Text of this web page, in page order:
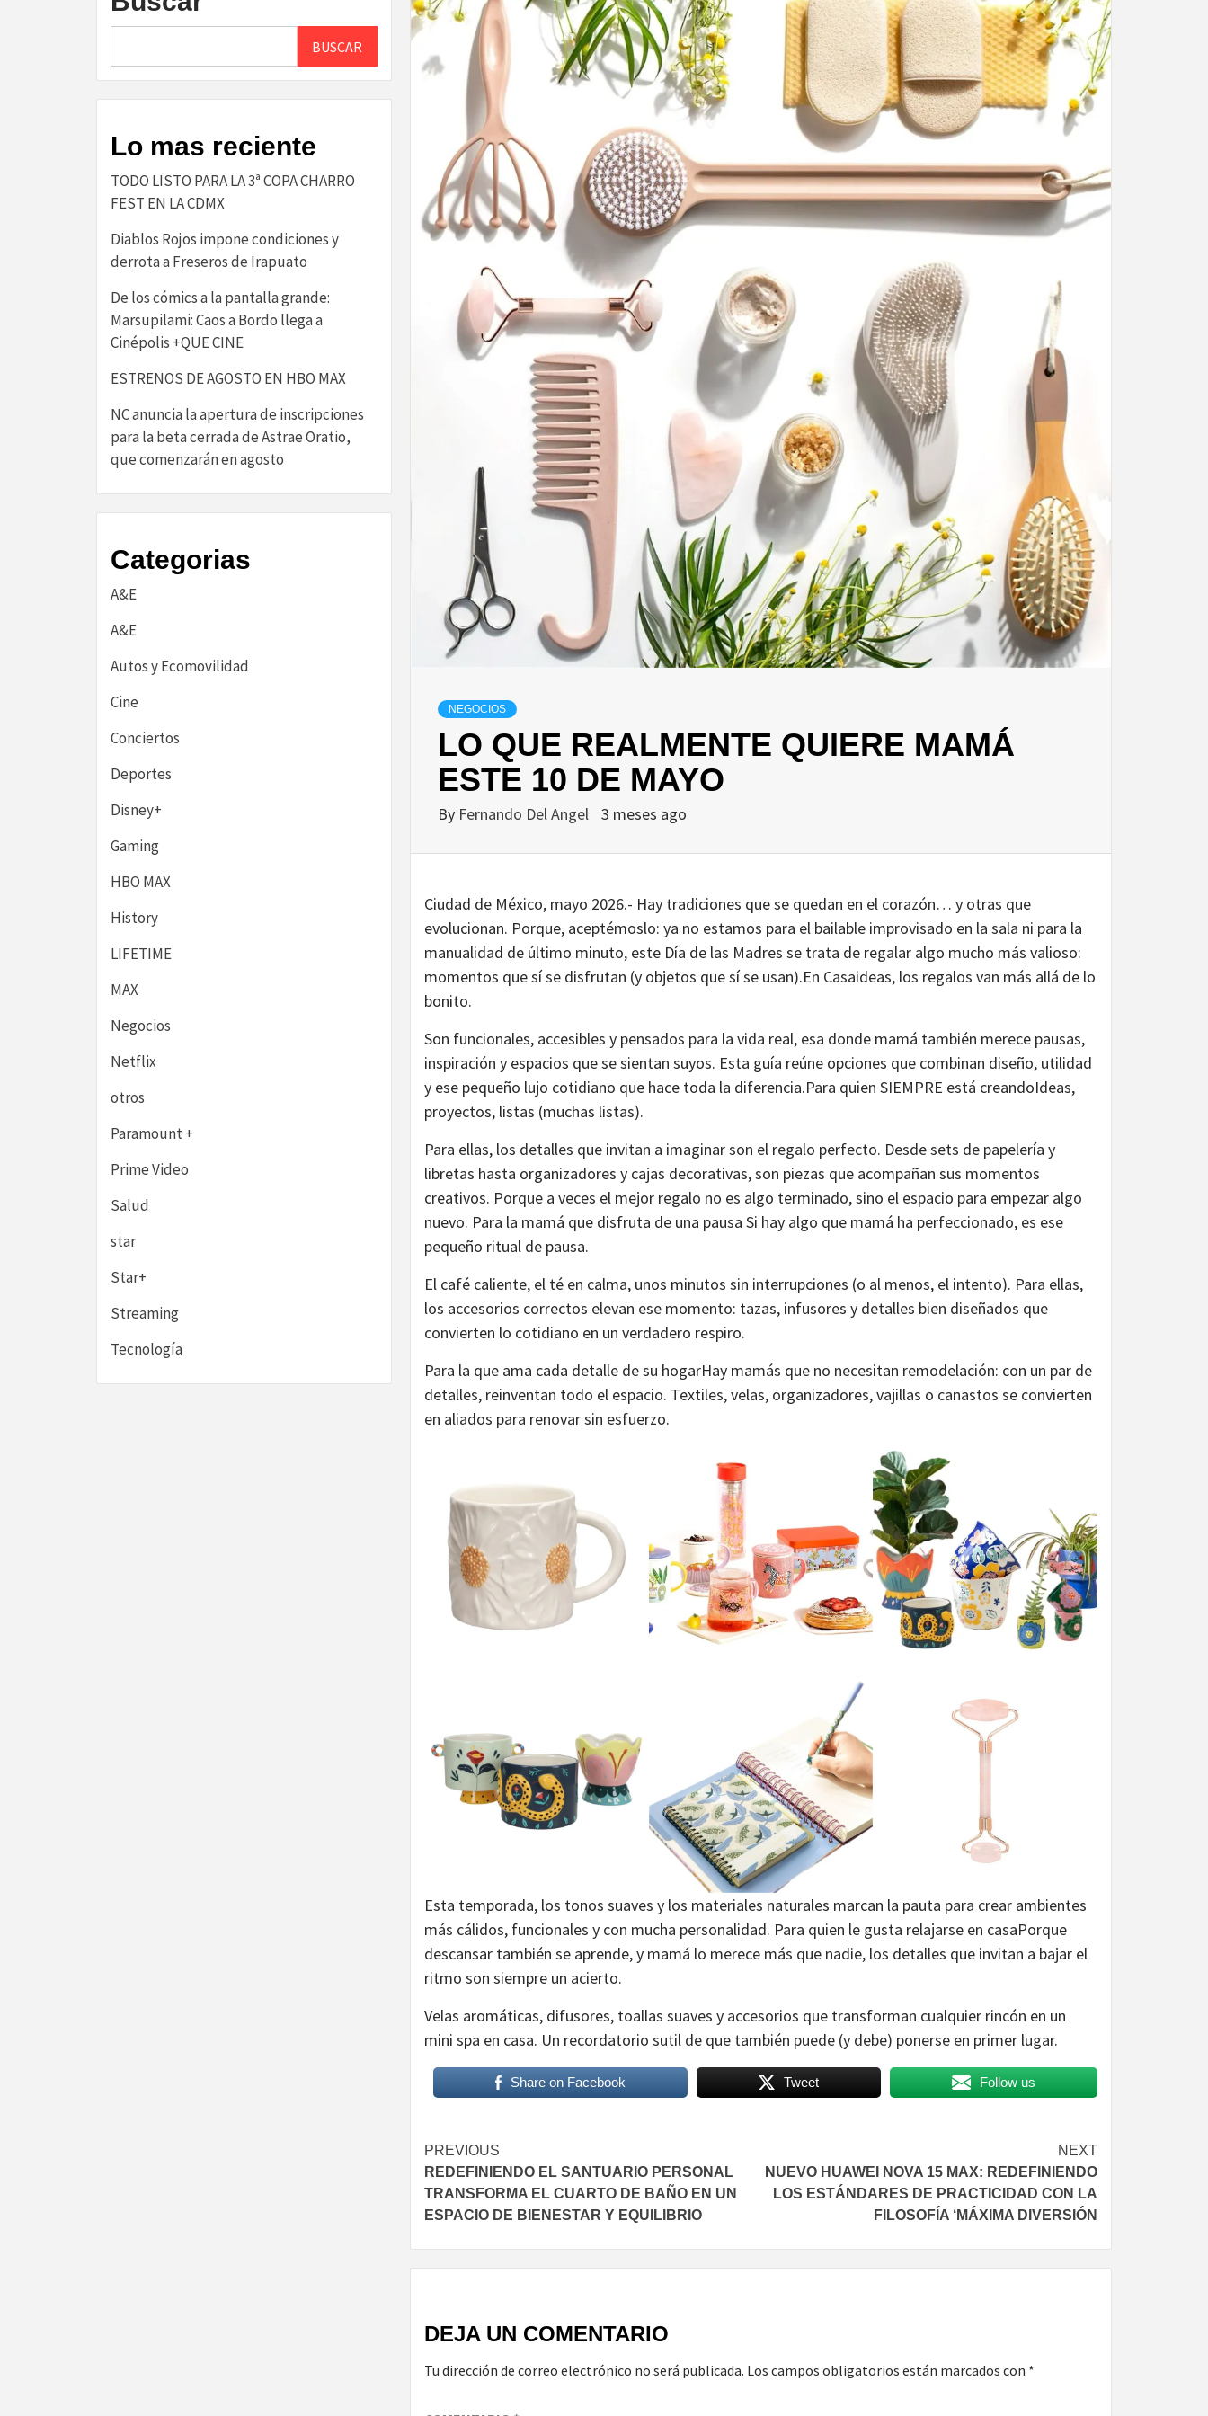
NEGOCIOS
LO QUE REALMENTE QUIERE MAMÁ
ESTE 10 DE MAYO
By Fernando Del Angel 3 meses ago
Ciudad de México, mayo 2026.- Hay tradiciones que se quedan en el corazón… y otras que
evolucionan. Porque, aceptémoslo: ya no estamos para el bailable improvisado en la sala ni para la
manualidad de último minuto, este Día de las Madres se trata de regalar algo mucho más valioso:
momentos que sí se disfrutan (y objetos que sí se usan).En Casaideas, los regalos van más allá de lo
bonito.
Son funcionales, accesibles y pensados para la vida real, esa donde mamá también merece pausas,
inspiración y espacios que se sientan suyos. Esta guía reúne opciones que combinan diseño, utilidad
y ese pequeño lujo cotidiano que hace toda la diferencia.Para quien SIEMPRE está creandoIdeas,
proyectos, listas (muchas listas).
Para ellas, los detalles que invitan a imaginar son el regalo perfecto. Desde sets de papelería y
libretas hasta organizadores y cajas decorativas, son piezas que acompañan sus momentos
creativos. Porque a veces el mejor regalo no es algo terminado, sino el espacio para empezar algo
nuevo. Para la mamá que disfruta de una pausa Si hay algo que mamá ha perfeccionado, es ese
pequeño ritual de pausa.
El café caliente, el té en calma, unos minutos sin interrupciones (o al menos, el intento). Para ellas,
los accesorios correctos elevan ese momento: tazas, infusores y detalles bien diseñados que
convierten lo cotidiano en un verdadero respiro.
Para la que ama cada detalle de su hogarHay mamás que no necesitan remodelación: con un par de
detalles, reinventan todo el espacio. Textiles, velas, organizadores, vajillas o canastos se convierten
en aliados para renovar sin esfuerzo.
Esta temporada, los tonos suaves y los materiales naturales marcan la pauta para crear ambientes
más cálidos, funcionales y con mucha personalidad. Para quien le gusta relajarse en casaPorque
descansar también se aprende, y mamá lo merece más que nadie, los detalles que invitan a bajar el
ritmo son siempre un acierto.
Velas aromáticas, difusores, toallas suaves y accesorios que transforman cualquier rincón en un
mini spa en casa. Un recordatorio sutil de que también puede (y debe) ponerse en primer lugar.
Share on Facebook Tweet Follow us
Post
navigation
PREVIOUS
REDEFINIENDO EL SANTUARIO PERSONAL
TRANSFORMA EL CUARTO DE BAÑO EN UN
ESPACIO DE BIENESTAR Y EQUILIBRIO
NEXT
NUEVO HUAWEI NOVA 15 MAX: REDEFINIENDO
LOS ESTÁNDARES DE PRACTICIDAD CON LA
FILOSOFÍA ‘MÁXIMA DIVERSIÓN
DEJA UN COMENTARIO
Tu dirección de correo electrónico no será publicada. Los campos obligatorios están marcados con *
BUSCAR
Lo mas reciente
TODO LISTO PARA LA 3ª COPA CHARRO
FEST EN LA CDMX
Diablos Rojos impone condiciones y
derrota a Freseros de Irapuato
De los cómics a la pantalla grande:
Marsupilami: Caos a Bordo llega a
Cinépolis +QUE CINE
ESTRENOS DE AGOSTO EN HBO MAX
NC anuncia la apertura de inscripciones
para la beta cerrada de Astrae Oratio,
que comenzarán en agosto
Categorias
A&E
A&E
Autos y Ecomovilidad
Cine
Conciertos
Deportes
Disney+
Gaming
HBO MAX
History
LIFETIME
MAX
Negocios
Netflix
otros
Paramount +
Prime Video
Salud
star
Star+
Streaming
Tecnología